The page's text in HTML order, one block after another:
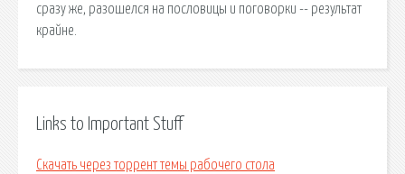
сразу же, разошелся на пословицы и поговорки -- результат
крайне.
Links to Important Stuff
Скачать через торрент темы рабочего стола